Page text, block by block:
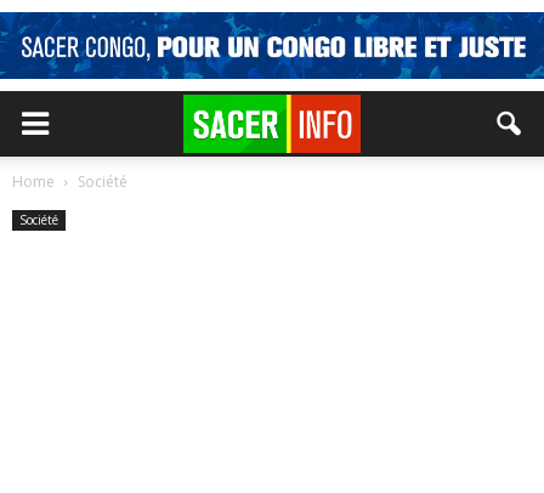
Home Société
Société